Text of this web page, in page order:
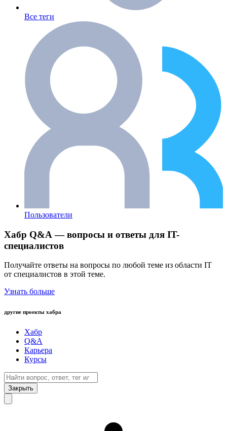
Все теги
Пользователи
Хабр Q&A — вопросы и ответы для IT-
специалистов
Получайте ответы на вопросы по любой теме из области IT
от специалистов в этой теме.
Узнать больше
другие проекты хабра
Хабр
Q&A
Карьера
Курсы
Закрыть